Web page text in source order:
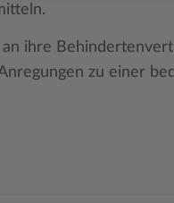
ihre
zu einer